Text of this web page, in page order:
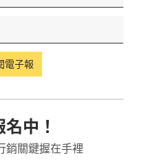
電子報
中！
銷關鍵握在手裡
鍵字搜尋量、SEO 難度和
爭對手的網站流量和